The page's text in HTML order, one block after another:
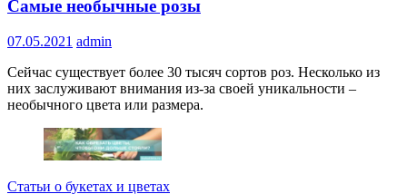
Самые необычные розы
07.05.2021 admin
Сейчас существует более 30 тысяч сортов роз. Несколько из
них заслуживают внимания из-за своей уникальности –
необычного цвета или размера.
Статьи о букетах и цветах